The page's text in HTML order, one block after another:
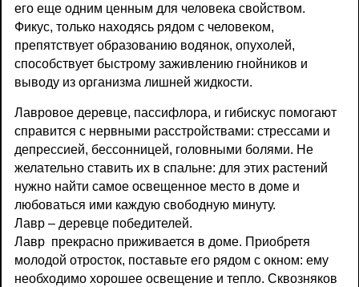
его еще одним ценным для человека свойством.
Фикус, только находясь рядом с человеком,
препятствует образованию водянок, опухолей,
способствует быстрому заживлению гнойников и
выводу из организма лишней жидкости.
Лавровое деревце, пассифлора, и гибискус помогают
справится с нервными расстройствами: стрессами и
депрессией, бессонницей, головными болями. Не
желательно ставить их в спальне: для этих растений
нужно найти самое освещенное место в доме и
любоваться ими каждую свободную минуту.
Лавр – деревце победителей.
Лавр прекрасно приживается в доме. Приобретя
молодой отросток, поставьте его рядом с окном: ему
необходимо хорошее освещение и тепло. Сквозняков